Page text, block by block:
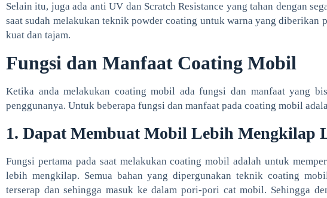
Selain itu, juga ada anti UV dan Scratch Resistance yang tahan dengan
saat sudah melakukan teknik powder coating untuk warna yang diberikan
kuat dan tajam.
Fungsi dan Manfaat Coating Mobil
Ketika anda melakukan coating mobil ada fungsi dan manfaat yang
penggunanya. Untuk beberapa fungsi dan manfaat pada coating mobil
1. Dapat Membuat Mobil Lebih Mengkilap
Fungsi pertama pada saat melakukan coating mobil adalah untuk
lebih mengkilap. Semua bahan yang dipergunakan teknik coating
terserap dan sehingga masuk ke dalam pori-pori cat mobil. Sehingga